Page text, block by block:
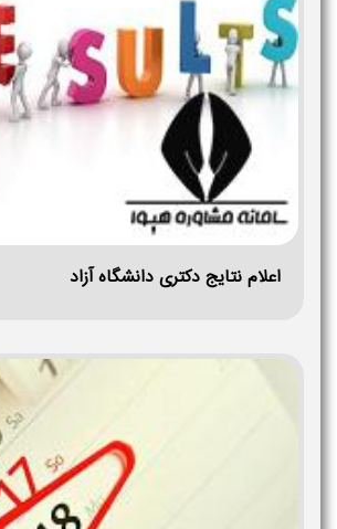
اعلام نتایج دکتری دانشگاه آزاد